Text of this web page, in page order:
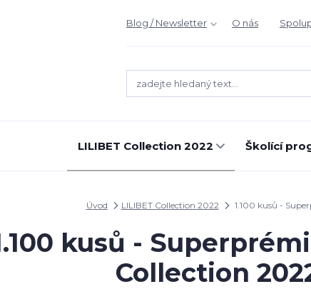
Blog / Newsletter O nás
LILIBET Collection 2022 Školící
Úvod LILIBET Collection 2022 1.100 kusů -
kusů -
Collection